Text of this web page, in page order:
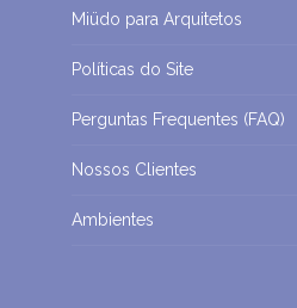
Miüdo para Arquitetos
Políticas do Site
Perguntas Frequentes (FAQ)
Nossos Clientes
Ambientes